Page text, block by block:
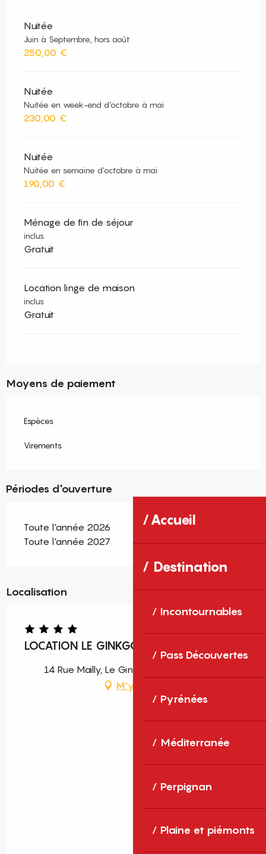
Accueil
Destination
Incontournables
Pass Découvertes
Pyrénées
Méditerranée
Perpignan
Plaine et piémonts
Nuitée
Juin à Septembre, hors août
250,00 €
Nuitée
Nuitée en week-end d’octobre à mai
230,00 €
Nuitée
Nuitée en semaine d’octobre à mai
190,00 €
Ménage de fin de séjour
inclus
Gratuit
Location linge de maison
inclus
Gratuit
Moyens de paiement
Espèces
Virements
Périodes d'ouverture
Toute l'année 2026
Toute l'année 2027
Localisation
LOCATION LE GINKGO
14 Rue Mailly, Le Ginkgo, 66190 Collioure
M'y rendre